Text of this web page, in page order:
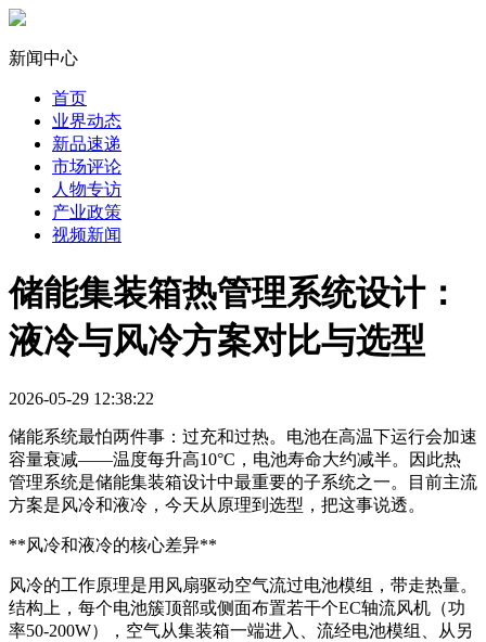
新闻中心
首页
业界动态
新品速递
市场评论
人物专访
产业政策
视频新闻
储能集装箱热管理系统设计：
液冷与风冷方案对比与选型
2026-05-29 12:38:22
储能系统最怕两件事：过充和过热。电池在高温下运行会加速
容量衰减——温度每升高10°C，电池寿命大约减半。因此热
管理系统是储能集装箱设计中最重要的子系统之一。目前主流
方案是风冷和液冷，今天从原理到选型，把这事说透。
**风冷和液冷的核心差异**
风冷的工作原理是用风扇驱动空气流过电池模组，带走热量。
结构上，每个电池簇顶部或侧面布置若干个EC轴流风机（功
率50-200W），空气从集装箱一端进入、流经电池模组、从另